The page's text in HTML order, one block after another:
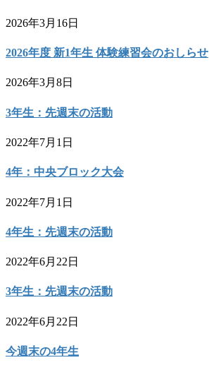
2026年3月16日
2026年度 新1年生 体験練習会のおしらせ
2026年3月8日
3年生：先週末の活動
2022年7月1日
4年：中央ブロック大会
2022年7月1日
4年生：先週末の活動
2022年6月22日
3年生：先週末の活動
2022年6月22日
今週末の4年生